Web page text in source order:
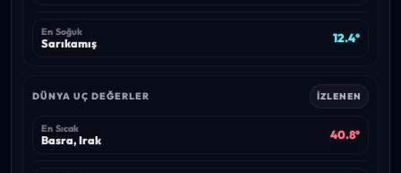
En Soğuk
Sarıkamış 12.4°
DÜNYA UÇ DEĞERLER İZLENEN
En Sıcak
Basra, Irak 40.8°